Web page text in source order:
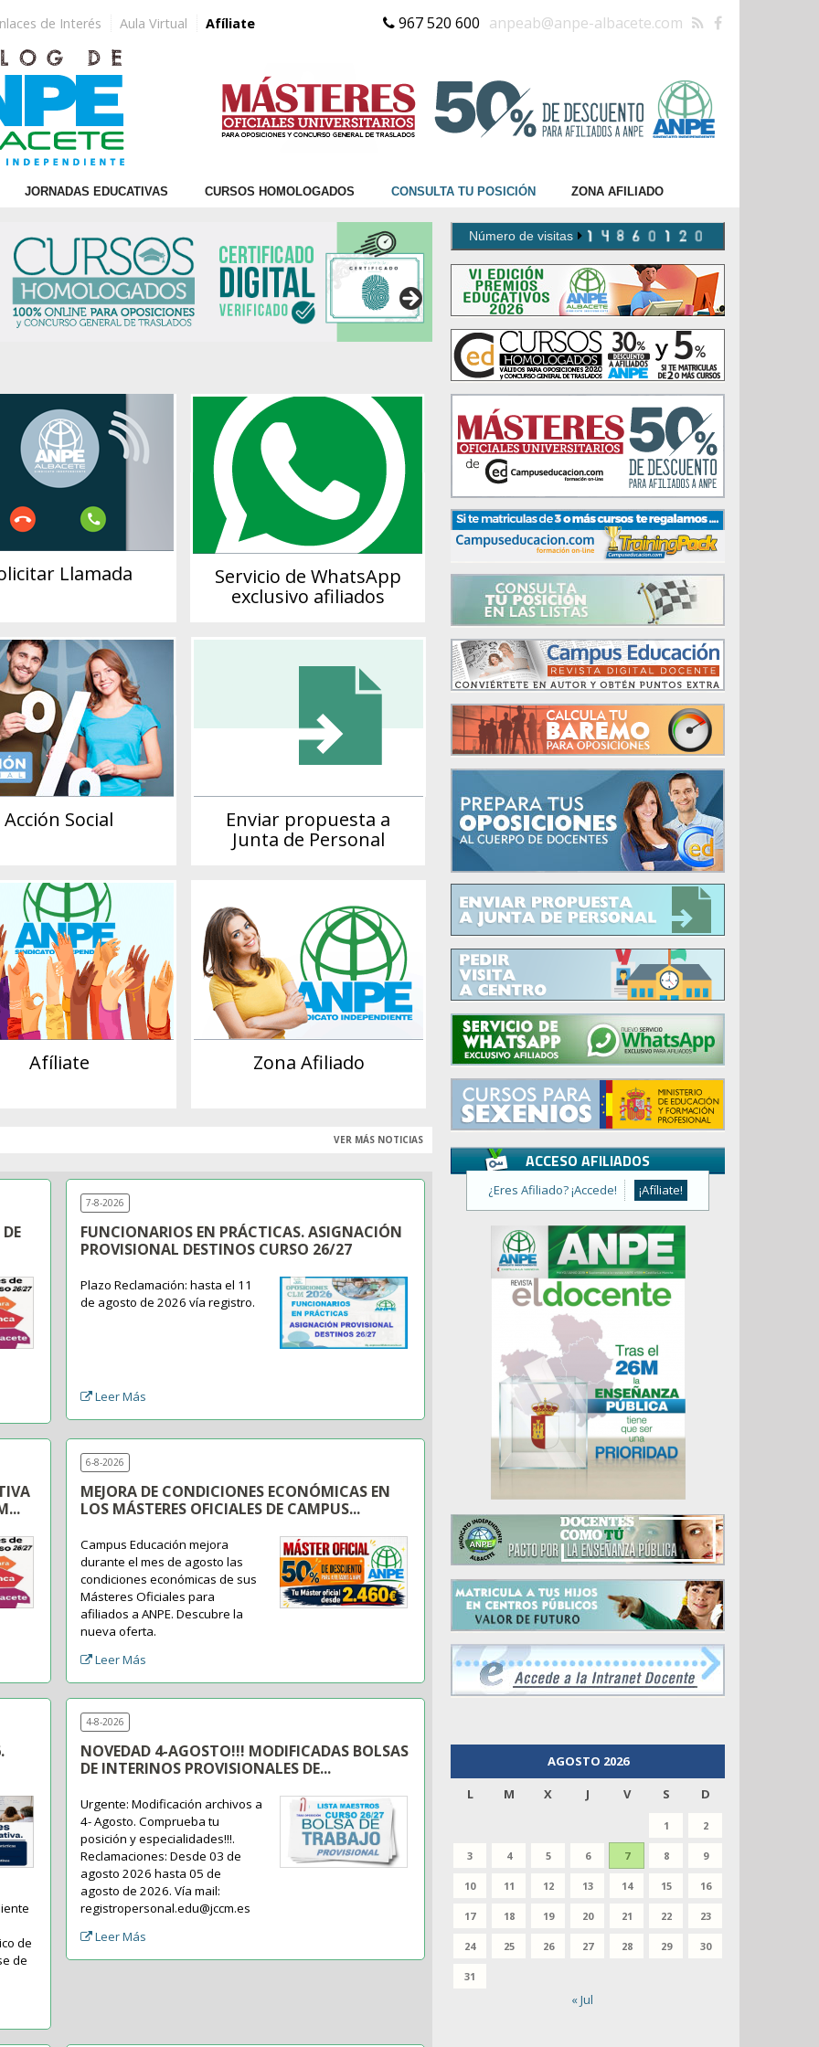
de Interés Aula Virtual Afíliate 967 520 600 anpeab@anpe-albacete.com
JORNADAS EDUCATIVAS CURSOS HOMOLOGADOS CONSULTA TU POSICIÓN ZONA AFILIADO
Llamada
Servicio de WhatsApp
exclusivo afiliados
Acción Social
Enviar propuesta a
Junta de Personal
Afíliate Zona Afiliado
VER MÁS NOTICIAS
7-8-2026
FUNCIONARIOS EN PRÁCTICAS. ASIGNACIÓN
PROVISIONAL DESTINOS CURSO 26/27
Plazo Reclamación: hasta el 11
de agosto de 2026 vía registro.
Leer Más
6-8-2026
MEJORA DE CONDICIONES ECONÓMICAS EN
LOS MÁSTERES OFICIALES DE CAMPUS...
Campus Educación mejora
durante el mes de agosto las
condiciones económicas de sus
Másteres Oficiales para
afiliados a ANPE. Descubre la
nueva oferta.
Leer Más
de
de
4-8-2026
NOVEDAD 4-AGOSTO!!! MODIFICADAS BOLSAS
DE INTERINOS PROVISIONALES DE...
Urgente: Modificación archivos a
4- Agosto. Comprueba tu
posición y especialidades!!!.
Reclamaciones: Desde 03 de
agosto 2026 hasta 05 de
agosto de 2026. Vía mail:
registropersonal.edu@jccm.es
Leer Más
Número de visitas
ACCESO AFILIADOS
¿Eres Afiliado? ¡Accede! ¡Afíliate!
AGOSTO 2026
L
M X J V S D
1 2
3 4 5 6 7 8 9
10 11 12 13 14 15 16
17 18 19 20 21 22 23
24 25 26 27 28 29 30
31
« Jul